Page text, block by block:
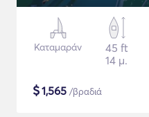
Καταμαράν
45 ft
14 μ.
$1,565 /βραδιά